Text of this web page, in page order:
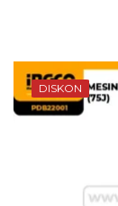
DISKON